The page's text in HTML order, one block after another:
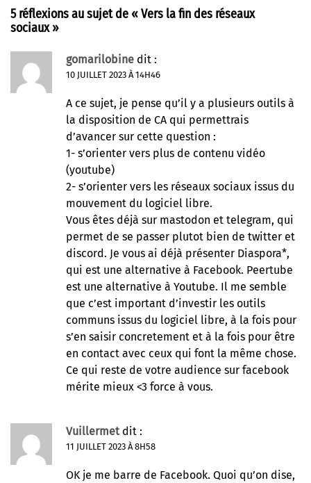
5 réflexions au sujet de «Vers la fin des réseaux
sociaux»
gomarilobine dit :
10 JUILLET 2023 À 14H46
A ce sujet, je pense qu’il y a plusieurs outils à
la disposition de CA qui permettrais
d’avancer sur cette question :
1- s’orienter vers plus de contenu vidéo
(youtube)
2- s’orienter vers les réseaux sociaux issus du
mouvement du logiciel libre.
Vous êtes déjà sur mastodon et telegram, qui
permet de se passer plutot bien de twitter et
discord. Je vous ai déjà présenter Diaspora*,
qui est une alternative à Facebook. Peertube
est une alternative à Youtube. Il me semble
que c’est important d’investir les outils
communs issus du logiciel libre, à la fois pour
s’en saisir concretement et à la fois pour être
en contact avec ceux qui font la même chose.
Ce qui reste de votre audience sur facebook
mérite mieux <3 force à vous.
Vuillermet dit :
11 JUILLET 2023 À 8H58
OK je me barre de Facebook. Quoi qu’on dise,